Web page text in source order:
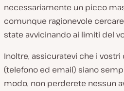
necessariamente un picco
comunque ragionevole
state avvicinando ai limiti del
Inoltre, assicuratevi che i
(telefono ed email) siano
modo, non perderete nessun